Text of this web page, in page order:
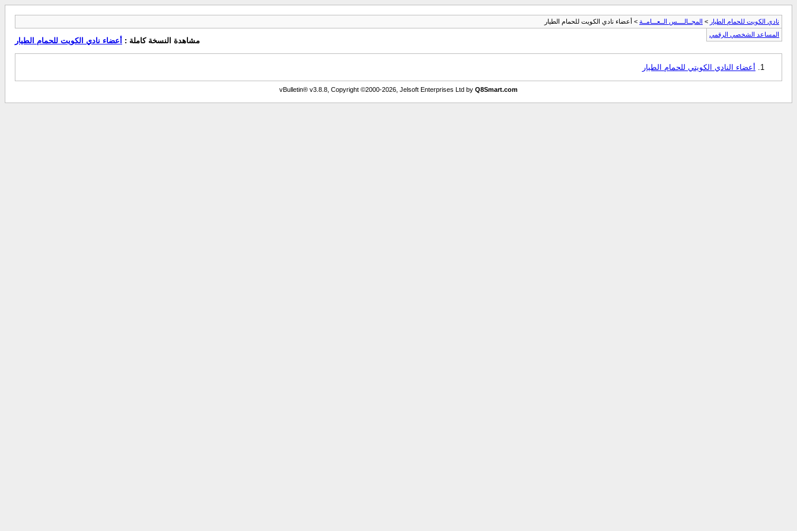
نادي الكويت للحمام الطيار > المجــالــــس الــعـــامــة > أعضاء نادي الكويت للحمام الطيار
المساعد الشخصي الرقمي
مشاهدة النسخة كاملة : أعضاء نادي الكويت للحمام الطيار
أعضاء النادي الكويتي للحمام الطيار
vBulletin® v3.8.8, Copyright ©2000-2026, Jelsoft Enterprises Ltd by Q8Smart.com